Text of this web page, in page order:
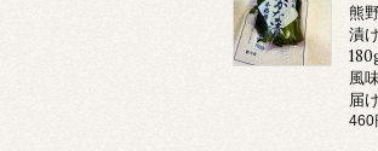
熊
漬
風
届
460